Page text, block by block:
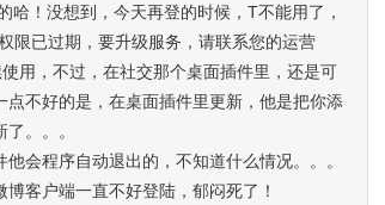
哈！没想到，今天再登的时候，T不能用了，
限已过期，要升级服务，请联系您的运营
用，不过，在社交那个桌面插件里，还是可
点不好的是，在桌面插件里更新，他是把你添
。。。
会程序自动退出的，不知道什么情况。。。
客户端一直不好登陆，郁闷死了！